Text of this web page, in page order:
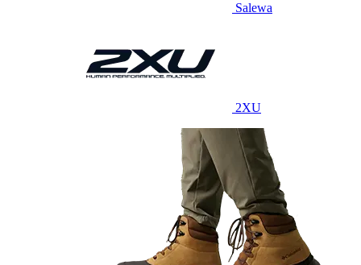
Salewa
2XU